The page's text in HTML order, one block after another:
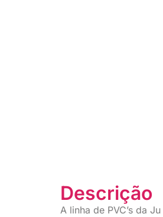
Descrição
A linha de PVC’s da